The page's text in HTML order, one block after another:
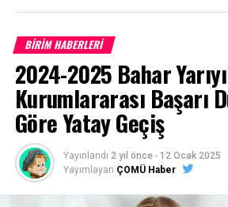
program taban puanları için
Başvurularhttps://ubys.comu.edu.tr/
tarihler arasında online (internet) olarak
BİRİM HABERLERİ
2024-2025 Bahar
Kurumlararası Başarı
Göre Yatay Geçiş
Yayınlandı 2 yıl önce - 12 Ocak 2025
Yayımlayan ÇOMÜ Haber